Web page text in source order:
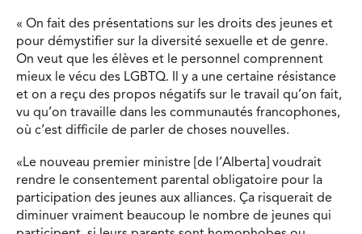
« On fait des présentations sur les droits des jeunes et
pour démystifier sur la diversité sexuelle et de genre.
On veut que les élèves et le personnel comprennent
mieux le vécu des LGBTQ. Il y a une certaine résistance
et on a reçu des propos négatifs sur le travail qu’on fait,
vu qu’on travaille dans les communautés francophones,
où c’est difficile de parler de choses nouvelles.
«Le nouveau premier ministre [de l’Alberta] voudrait
rendre le consentement parental obligatoire pour la
participation des jeunes aux alliances. Ça risquerait de
diminuer vraiment beaucoup le nombre de jeunes qui